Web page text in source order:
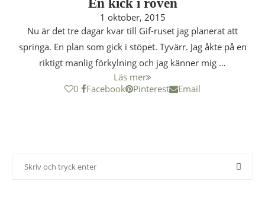
En kick i röven
1 oktober, 2015
Nu är det tre dagar kvar till Gif-ruset jag planerat att
springa. En plan som gick i stöpet. Tyvärr. Jag åkte på en
riktigt manlig förkylning och jag känner mig …
Läs mer
0
Facebook Pinterest Email